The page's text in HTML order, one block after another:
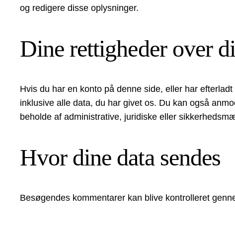
og redigere disse oplysninger.
Dine rettigheder over
Hvis du har en konto på denne side, eller har
inklusive alle data, du har givet os. Du kan også
beholde af administrative, juridiske eller
Hvor dine data sendes
Besøgendes kommentarer kan blive kontrolleret